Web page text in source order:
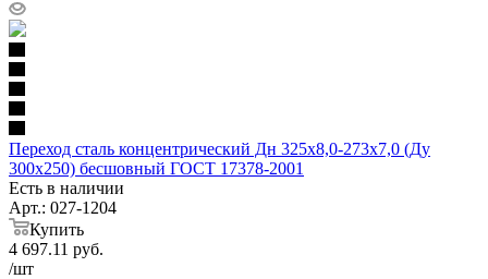
Переход сталь концентрический Дн 325х8,0-273х7,0 (Ду
300х250) бесшовный ГОСТ 17378-2001
Есть в наличии
Арт.: 027-1204
Купить
4 697.11 руб.
/шт